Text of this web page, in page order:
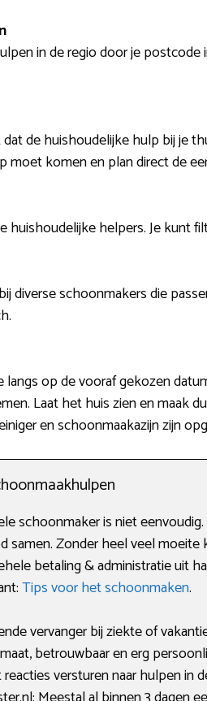
in de regio door je
de huishoudelijke hulp bij je
moet komen en plan direct de
huishoudelijke helpers. Je kunt
diverse schoonmakers die
op de vooraf gekozen
Laat het huis zien en maak
en schoonmaakazijn zijn
schoonmaker is niet
samen. Zonder heel veel
betaling & administratie uit
Tips voor het schoonmaken.
vervanger bij ziekte of
betrouwbaar en erg
versturen naar hulpen in